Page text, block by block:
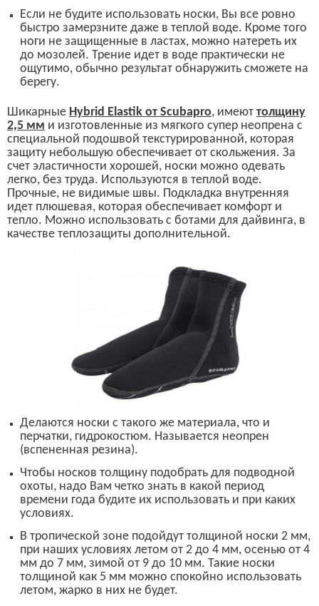
Если не будите использовать носки, Вы все ровно
быстро замерзните даже в теплой воде. Кроме того
ноги не защищенные в ластах, можно натереть их
до мозолей. Трение идет в воде практически не
ощутимо, обычно результат обнаружить сможете на
берегу.
Шикарные Hybrid Elastik от Scubapro, имеют толщину
2,5 мм и изготовленные из мягкого супер неопрена с
специальной подошвой текстурированной, которая
защиту небольшую обеспечивает от скольжения. За
счет эластичности хорошей, носки можно одевать
легко, без труда. Используются в теплой воде.
Прочные, не видимые швы. Подкладка внутренняя
идет плюшевая, которая обеспечивает комфорт и
тепло. Можно использовать с ботами для дайвинга, в
качестве теплозащиты дополнительной.
Делаются носки с такого же материала, что и
перчатки, гидрокостюм. Называется неопрен
(вспененная резина).
Чтобы носков толщину подобрать для подводной
охоты, надо Вам четко знать в какой период
времени года будите их использовать и при каких
условиях.
В тропической зоне подойдут толщиной носки 2 мм,
при наших условиях летом от 2 до 4 мм, осенью от 4
мм до 7 мм, зимой от 9 до 10 мм. Такие носки
толщиной как 5 мм можно спокойно использовать
летом, жарко в них не будет.